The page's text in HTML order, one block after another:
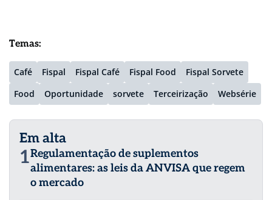
Temas:
Café Fispal Fispal Café Fispal Food
Fispal Sorvete
Food
Oportunidade sorvete Terceirização Websérie
Em alta
1Regulamentação de suplementos
alimentares: as leis da ANVISA que regem
o mercado